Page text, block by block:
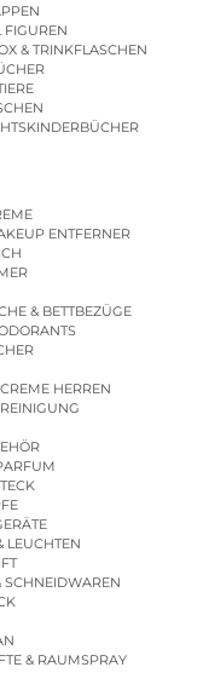
FIGUREN
& TRINKFLASCHEN
ENTFERNER
& BETTBEZÜGE
HERREN
LEUCHTEN
SCHNEIDWAREN
& RAUMSPRAY